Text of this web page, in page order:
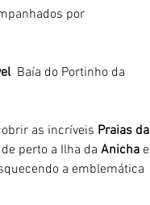
por
Baía do Portinho da
as incríveis Praias da
perto a Ilha da Anicha e
a emblemática